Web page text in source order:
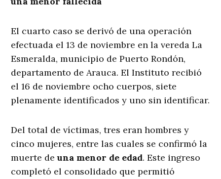
El cuarto caso se derivó de una operación
efectuada el 13 de noviembre en la vereda La
Esmeralda, municipio de Puerto Rondón,
departamento de Arauca. El Instituto recibió
el 16 de noviembre ocho cuerpos, siete
plenamente identificados y uno sin identificar.
Del total de víctimas, tres eran hombres y
cinco mujeres, entre las cuales se confirmó la
muerte deuna menor de edad. Este ingreso
completó el consolidado que permitió